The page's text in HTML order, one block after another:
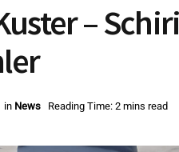
–
in News Reading Time: 2 mins read